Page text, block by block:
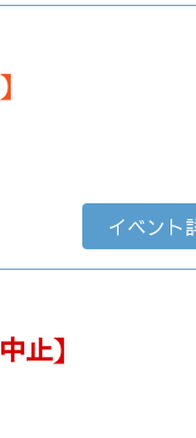
イベント
止】